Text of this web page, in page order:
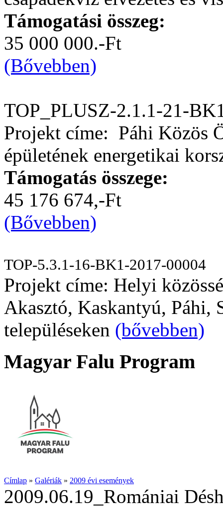
Támogatási összeg:
35 000 000.-Ft
(Bővebben)
TOP_PLUSZ-2.1.1-21-
Projekt címe: Páhi Közös
épületének energetikai
Támogatás összege:
45 176 674,-Ft
(Bővebben)
TOP-5.3.1-16-BK1-2017-00004
Projekt címe: Helyi
Akasztó, Kaskantyú, Páhi,
településeken (bővebben)
Magyar Falu Program
Címlap » Galériák » 2009 évi események
2009.06.19_Romániai